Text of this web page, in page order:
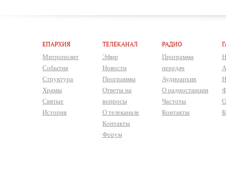
ЕПАРХИЯ
Митрополит
События
Структура
Храмы
Святые
История
ТЕЛЕКАНАЛ
Эфир
Новости
Программы
Ответы на
вопросы
О телеканале
Контакты
Форум
РАДИО
Программа
передач
Аудиоархив
О радиостанции
Частоты
Контакты